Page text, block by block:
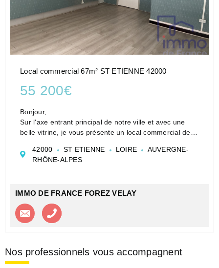
Local commercial 67m² ST ETIENNE 42000
55 200€
Bonjour,
Sur l'axe entrant principal de notre ville et avec une
belle vitrine, je vous présente un local commercial de
Chauffage collectif, quelques aménagements à faire
selon votre souhait, n'hésitez pas à m'appeler pour...
42000 ST ETIENNE LOIRE
AUVERGNE-
RHÔNE-ALPES
IMMO DE FRANCE FOREZ VELAY
Contacter l'agence
Nos professionnels vous accompagnent